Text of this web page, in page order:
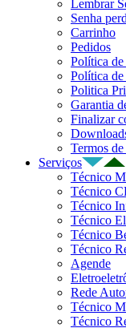
Lembrar
Senha
Carrinho
Pedidos
Política de
Política de
Politica
Garantia
Finalizar
Termos
Serviços
Técnico
Técnico
Técnico
Técnico
Técnico
Técnico
Agende
Rede
Técnico
Técnico